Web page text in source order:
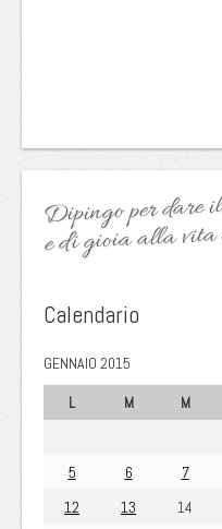
Dipingo per dare
e di gioia alla
Calendario
GENNAIO 2015
L
M M
5
6 7
12
13 14